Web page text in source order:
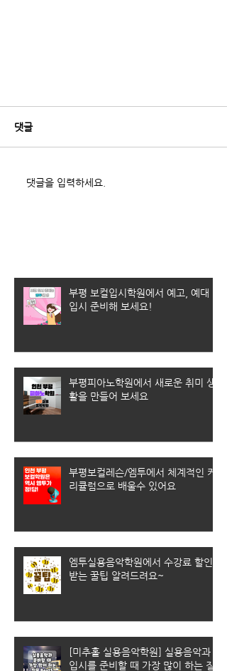
댓글
댓글을 입력하세요.
부평 보컬입시학원에서 예고, 예대
입시 준비해 보세요!
부평피아노학원에서 새로운 취미 생
활을 만들어 보세요
부평보컬레슨/엠투에서 체계적인 커
리큘럼으로 배울수 있어요
엠투실용음악학원에서 수강료 할인
받는 꿀팁 알려드려요~
[미추홀 실용음악학원] 실용음악과
입시를 준비할 때 가장 많이 하는 질